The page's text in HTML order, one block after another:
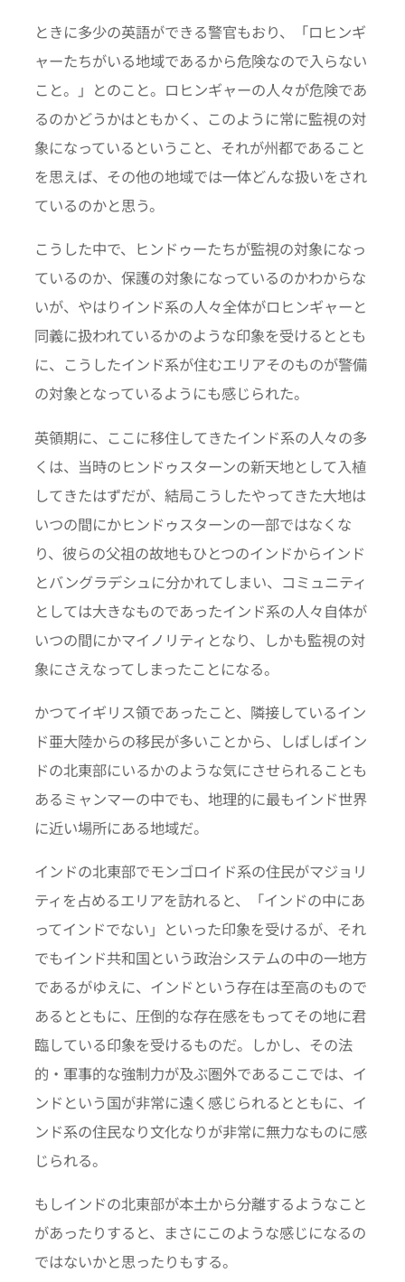
ときに多少の英語ができる警官もおり、「ロヒンギ
ャーたちがいる地域であるから危険なので入らない
こと。」とのこと。ロヒンギャーの人々が危険であ
るのかどうかはともかく、このように常に監視の対
象になっているということ、それが州都であること
を思えば、その他の地域では一体どんな扱いをされ
ているのかと思う。
こうした中で、ヒンドゥーたちが監視の対象になっ
ているのか、保護の対象になっているのかわからな
いが、やはりインド系の人々全体がロヒンギャーと
同義に扱われているかのような印象を受けるととも
に、こうしたインド系が住むエリアそのものが警備
の対象となっているようにも感じられた。
英領期に、ここに移住してきたインド系の人々の多
くは、当時のヒンドゥスターンの新天地として入植
してきたはずだが、結局こうしたやってきた大地は
いつの間にかヒンドゥスターンの一部ではなくな
り、彼らの父祖の故地もひとつのインドからインド
とバングラデシュに分かれてしまい、コミュニティ
としては大きなものであったインド系の人々自体が
いつの間にかマイノリティとなり、しかも監視の対
象にさえなってしまったことになる。
かつてイギリス領であったこと、隣接しているイン
ド亜大陸からの移民が多いことから、しばしばイン
ドの北東部にいるかのような気にさせられることも
あるミャンマーの中でも、地理的に最もインド世界
に近い場所にある地域だ。
インドの北東部でモンゴロイド系の住民がマジョリ
ティを占めるエリアを訪れると、「インドの中にあ
ってインドでない」といった印象を受けるが、それ
でもインド共和国という政治システムの中の一地方
であるがゆえに、インドという存在は至高のもので
あるとともに、圧倒的な存在感をもってその地に君
臨している印象を受けるものだ。しかし、その法
的・軍事的な強制力が及ぶ圏外であるここでは、イ
ンドという国が非常に遠く感じられるとともに、イ
ンド系の住民なり文化なりが非常に無力なものに感
じられる。
もしインドの北東部が本土から分離するようなこと
があったりすると、まさにこのような感じになるの
ではないかと思ったりもする。